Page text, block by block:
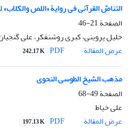
التناصّ القرآنی فی روایة «اللص
الصفحة21-46
خلیل پروینی، کبرى روشنفکر، علی
عرض المقالة
242.17 K
مذهب الشیخ الطوسی النحوی
الصفحة49-68
علی خیاط
عرض المقالة
197.13 K